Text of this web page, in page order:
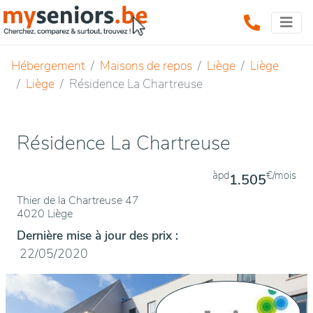
Hébergement Maisons de repos Liège
Liège
Liège
Résidence La Chartreuse
Résidence La Chartreuse
Thier de la Chartreuse 47
4020 Liège
àpd1.505€/mois
Dernière mise à jour des prix :
22/05/2020